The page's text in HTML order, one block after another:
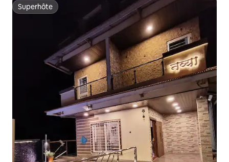
Superhôte
Superhôte